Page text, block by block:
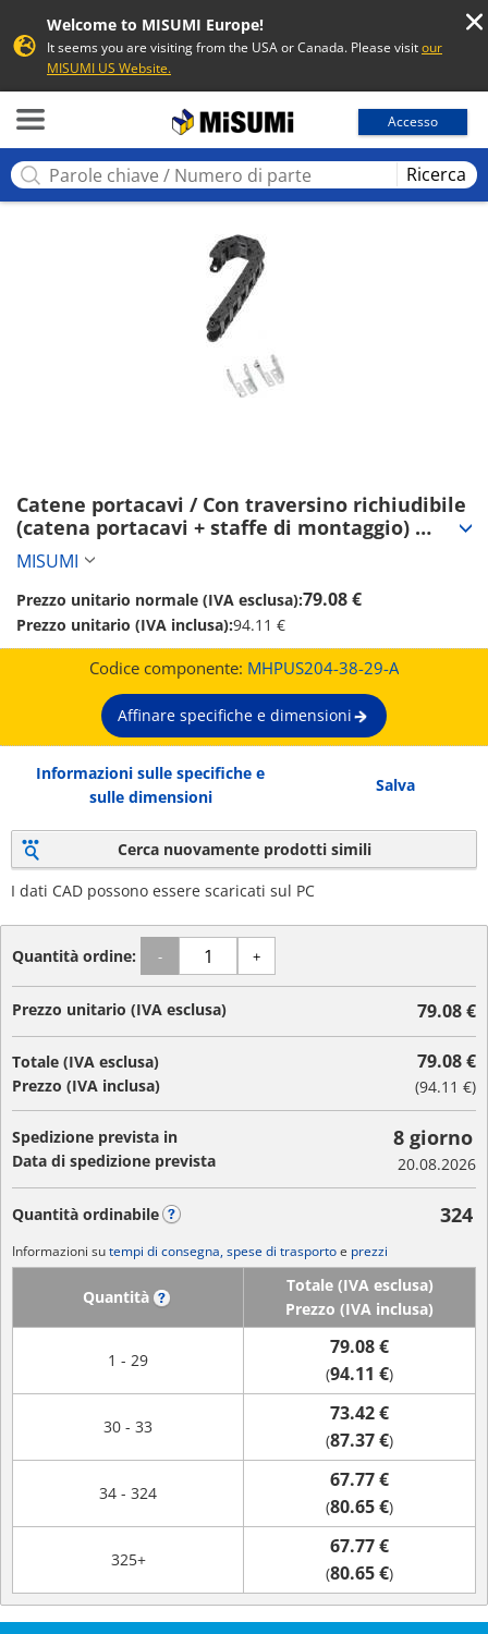
Welcome to MISUMI Europe!
It seems you are visiting from the USA or Canada. Please visitour
MISUMI US Website.
Accesso
Ricerca
Catene portacavi / Con traversino richiudibile
(catena portacavi + staffe di montaggio)
(MHPUS204-38-29-A)
MISUMI
Prezzo unitario normale (IVA esclusa):79.08 €
Prezzo unitario (IVA inclusa):94.11 €
Codice componente: MHPUS204-38-29-A
Affinare specifiche e dimensioni
Informazioni sulle specifiche e
sulle dimensioni
Salva
Cerca nuovamente prodotti simili
I dati CAD possono essere scaricati sul PC
Quantità ordine: - +
Prezzo unitario (IVA esclusa) 79.08 €
Totale (IVA esclusa)
Prezzo (IVA inclusa)
79.08 €
(94.11 €)
Spedizione prevista in
Data di spedizione prevista
8 giorno
20.08.2026
Quantità ordinabile 324
Informazioni sutempi di consegna, spese di trasportoe prezzi
Quantità
Totale (IVA esclusa)
Prezzo (IVA inclusa)
1 - 29
79.08 €
(94.11 €)
30 - 33
73.42 €
(87.37 €)
34 - 324
67.77 €
(80.65 €)
325+
67.77 €
(80.65 €)